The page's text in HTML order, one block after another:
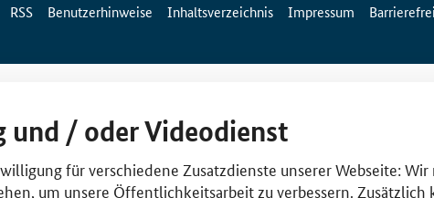
RSS Benutzerhinweise Inhaltsverzeichnis Impressum
und / oder Videodienst
für verschiedene Zusatzdienste unserer Webseite:
um unsere Öffentlichkeitsarbeit zu verbessern. Zusätzlich